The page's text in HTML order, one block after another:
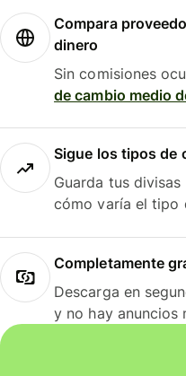
Compara
dinero
Sin comisiones
de cambio medio
Sigue los tipos de
Guarda tus
cómo varía el tipo
Completamente
Descarga en
y no hay anuncios